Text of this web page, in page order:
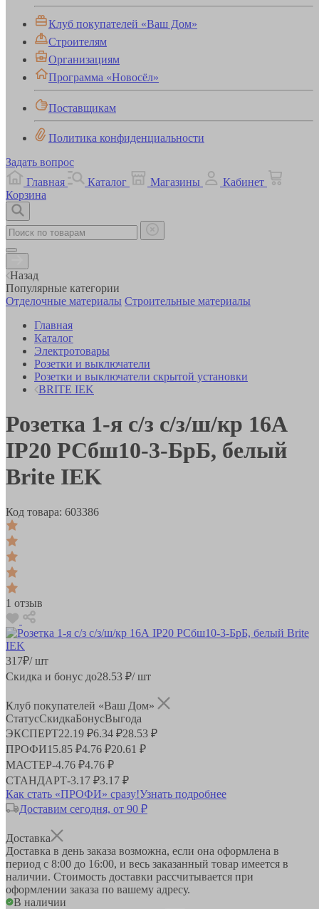
Клуб покупателей «Ваш Дом»
Строителям
Организациям
Программа «Новосёл»
Поставщикам
Политика конфиденциальности
Задать вопрос
Главная
Каталог Магазины
Кабинет
Корзина
Назад
Популярные категории
Отделочные материалы Строительные материалы
Главная
Каталог
Электротовары
Розетки и выключатели
Розетки и выключатели скрытой установки
BRITE IEK
Розетка 1-я с/з с/з/ш/кр 16А
IP20 РСбш10-3-БрБ, белый
Brite IEK
Код товара: 603386
1 отзыв
317₽/ шт
Скидка и бонус до28.53 ₽/ шт
Клуб покупателей «Ваш Дом»
СтатусСкидкаБонусВыгода
ЭКСПЕРТ22.19 ₽6.34 ₽28.53 ₽
ПРОФИ15.85 ₽4.76 ₽20.61 ₽
МАСТЕР-4.76 ₽4.76 ₽
СТАНДАРТ-3.17 ₽3.17 ₽
Как стать «ПРОФИ» сразу!Узнать подробнее
Доставим сегодня, от 90 ₽
Доставка
Доставка в день заказа возможна, если она оформлена в
период с 8:00 до 16:00, и весь заказанный товар имеется в
наличии. Стоимость доставки рассчитывается при
оформлении заказа по вашему адресу.
В наличии